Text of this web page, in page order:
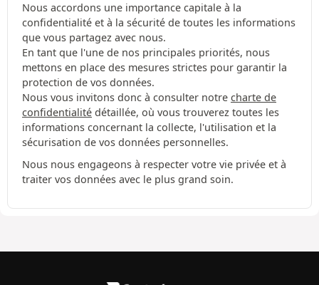
Nous accordons une importance capitale à la
confidentialité et à la sécurité de toutes les informations
que vous partagez avec nous.
En tant que l'une de nos principales priorités, nous
mettons en place des mesures strictes pour garantir la
protection de vos données.
Nous vous invitons donc à consulter notre charte de
confidentialité détaillée, où vous trouverez toutes les
informations concernant la collecte, l'utilisation et la
sécurisation de vos données personnelles.
Nous nous engageons à respecter votre vie privée et à
traiter vos données avec le plus grand soin.